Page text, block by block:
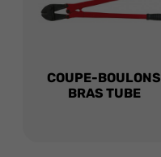
COUPE-BOULONS
BRAS TUBE